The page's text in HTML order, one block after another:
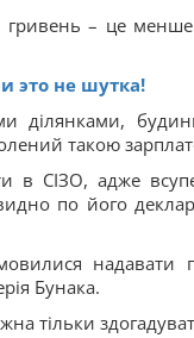
гривень – це
это не шутка!
ділянками,
такою
в СІЗО, адже
по його
надавати
Бунака.
тільки